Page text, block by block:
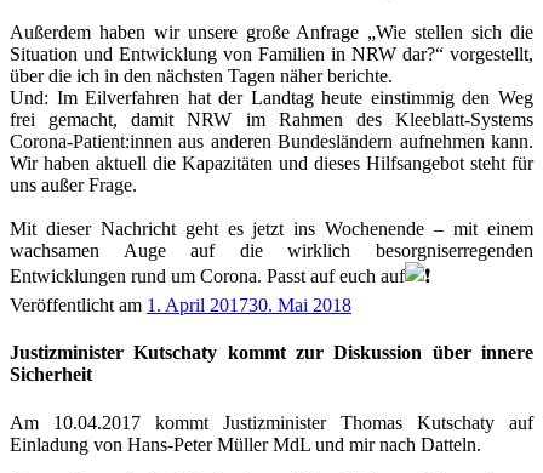
Außerdem haben wir unsere große Anfrage „Wie stellen sich die
Situation und Entwicklung von Familien in NRW dar?“ vorgestellt,
über die ich in den nächsten Tagen näher berichte.
Und: Im Eilverfahren hat der Landtag heute einstimmig den Weg
frei gemacht, damit NRW im Rahmen des Kleeblatt-Systems
Corona-Patient:innen aus anderen Bundesländern aufnehmen kann.
Wir haben aktuell die Kapazitäten und dieses Hilfsangebot steht für
uns außer Frage.
Mit dieser Nachricht geht es jetzt ins Wochenende – mit einem
wachsamen Auge auf die wirklich besorgniserregenden
Entwicklungen rund um Corona. Passt auf euch auf
Veröffentlicht am 1. April 201730. Mai 2018
Justizminister Kutschaty kommt zur Diskussion über innere
Sicherheit
Am 10.04.2017 kommt Justizminister Thomas Kutschaty auf
Einladung von Hans-Peter Müller MdL und mir nach Datteln.